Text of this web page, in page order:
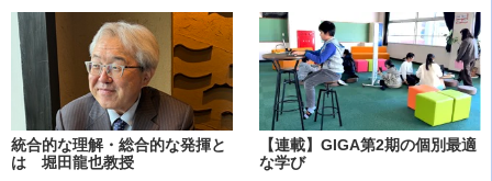
統合的な理解・総合的な発揮と
は 堀田龍也教授
【連載】GIGA第2期の個別最適
な学び